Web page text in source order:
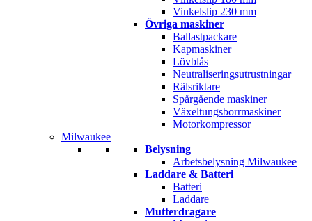
Vinkelslip 230 mm
Övriga maskiner
Ballastpackare
Kapmaskiner
Lövblås
Neutraliseringsutrustningar
Rälsriktare
Spårgående maskiner
Växeltungsborrmaskiner
Motorkompressor
Milwaukee
Belysning
Arbetsbelysning Milwaukee
Laddare & Batteri
Batteri
Laddare
Mutterdragare